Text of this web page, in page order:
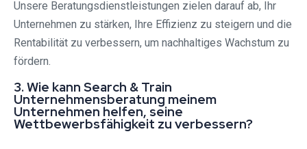
Unsere Beratungsdienstleistungen zielen darauf ab, Ihr
Unternehmen zu stärken, Ihre Effizienz zu steigern und die
Rentabilität zu verbessern, um nachhaltiges Wachstum zu
fördern.
3. Wie kann Search & Train
Unternehmensberatung meinem
Unternehmen helfen, seine
Wettbewerbsfähigkeit zu verbessern?